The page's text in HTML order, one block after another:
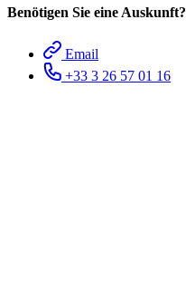
Benötigen Sie eine Auskunft?
Email
+33 3 26 57 01 16